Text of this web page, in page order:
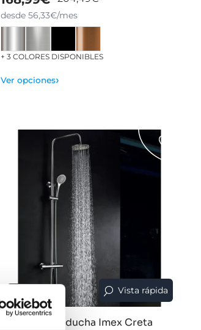
desde 56,33€/mes
+ 3 COLORES DISPONIBLES
Ver opciones›
Vista rápida
Conjunto de ducha Imex Creta